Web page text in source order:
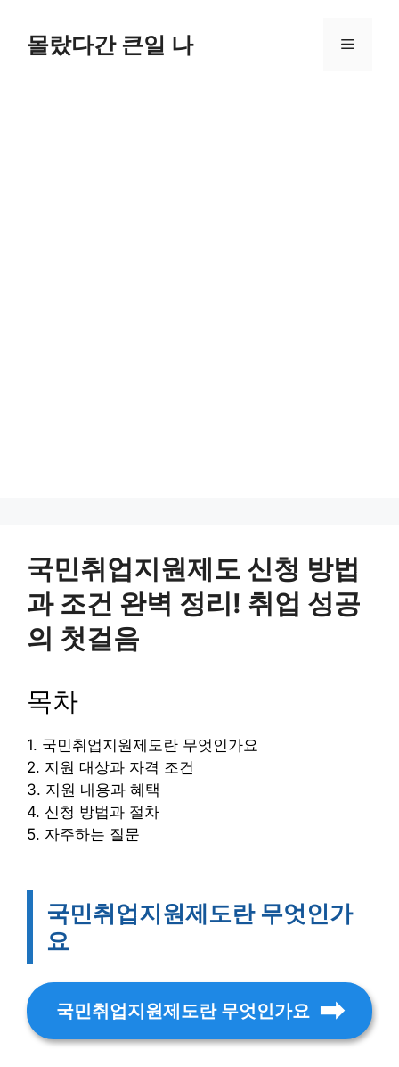
몰랐다간 큰일 나 메
국민취업지원제도 신청 방법
과 조건 완벽 정리! 취업 성공
의 첫걸음
목차
1. 국민취업지원제도란 무엇인가요
2. 지원 대상과 자격 조건
3. 지원 내용과 혜택
4. 신청 방법과 절차
5. 자주하는 질문
국민취업지원제도란 무엇인가
요
국민취업지원제도란 무엇인가요